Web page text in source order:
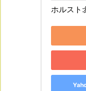
ホルスト